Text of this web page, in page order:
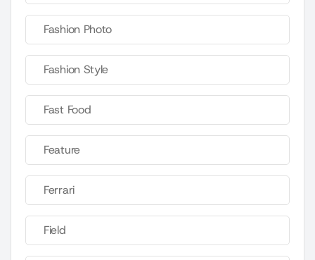
Fashion Photo
Fashion Style
Fast Food
Feature
Ferrari
Field